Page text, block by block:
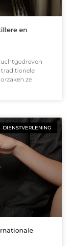
en
traditionele
ze
DIENSTVERLENING